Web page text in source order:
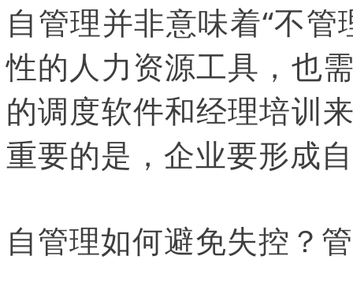
自管理并非意味着“不
性的人力资源工具，也
的调度软件和经理培训
重要的是，企业要形成
自管理如何避免失控？